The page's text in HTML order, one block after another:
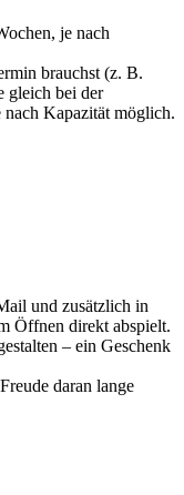
je nach
brauchst (z. B.
gleich bei der
Kapazität möglich.
und zusätzlich in
Öffnen direkt abspielt.
– ein Geschenk
daran lange